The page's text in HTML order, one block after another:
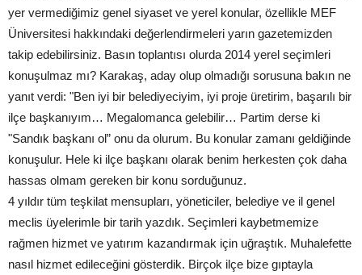
yer vermediğimiz genel siyaset ve yerel konular, özellikle MEF
Üniversitesi hakkındaki değerlendirmeleri yarın gazetemizden
takip edebilirsiniz. Basın toplantısı olurda 2014 yerel seçimleri
konuşulmaz mı? Karakaş, aday olup olmadığı sorusuna bakın ne
yanıt verdi: "Ben iyi bir belediyeciyim, iyi proje üretirim, başarılı bir
ilçe başkanıyım… Megalomanca gelebilir… Partim derse ki
"Sandık başkanı ol” onu da olurum. Bu konular zamanı geldiğinde
konuşulur. Hele ki ilçe başkanı olarak benim herkesten çok daha
hassas olmam gereken bir konu sorduğunuz.
4 yıldır tüm teşkilat mensupları, yöneticiler, belediye ve il genel
meclis üyelerimle bir tarih yazdık. Seçimleri kaybetmemize
rağmen hizmet ve yatırım kazandırmak için uğraştık. Muhalefette
nasıl hizmet edileceğini gösterdik. Birçok ilçe bize gıptayla